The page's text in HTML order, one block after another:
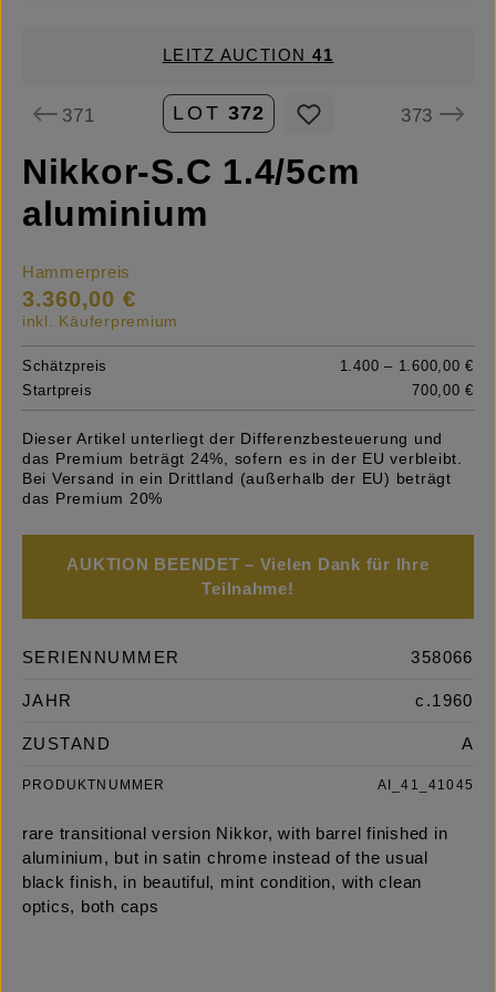
LEITZ AUCTION41
371 LOT 372 373
Nikkor-S.C 1.4/5cm
aluminium
Hammerpreis
3.360,00 €
inkl. Käuferpremium
Schätzpreis
1.400 – 1.600,00 €
Startpreis
700,00 €
Dieser Artikel unterliegt der Differenzbesteuerung und
das Premium beträgt 24%, sofern es in der EU verbleibt.
Bei Versand in ein Drittland (außerhalb der EU) beträgt
das Premium 20%
AUKTION BEENDET – Vielen Dank für Ihre
Teilnahme!
SERIENNUMMER 358066
JAHR c.1960
ZUSTAND A
PRODUKTNUMMER AI_41_41045
rare transitional version Nikkor, with barrel finished in
aluminium, but in satin chrome instead of the usual
black finish, in beautiful, mint condition, with clean
optics, both caps